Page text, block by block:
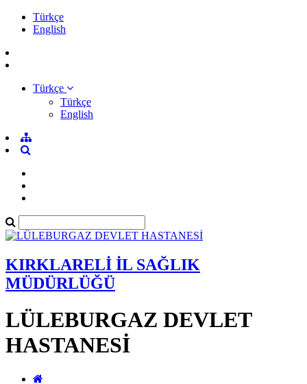
Türkçe
English
Türkçe
Türkçe
English
KIRKLARELİ İL SAĞLIK
MÜDÜRLÜĞÜ
LÜLEBURGAZ DEVLET
HASTANESİ